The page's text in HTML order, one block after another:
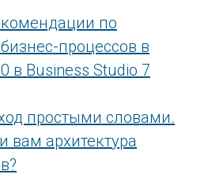
по
процессов в
в Business Studio 7
простыми словами.
вам архитектура